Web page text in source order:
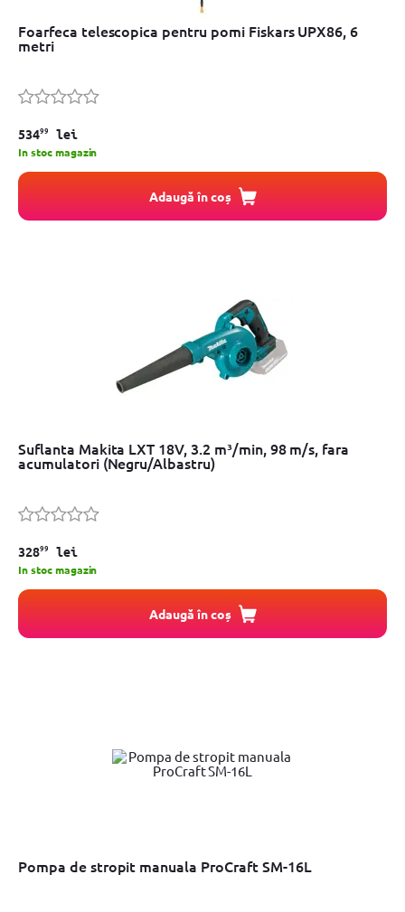
Foarfeca telescopica pentru pomi Fiskars UPX86, 6
metri
53499 lei
In stoc magazin
Adaugă în coș
Suflanta Makita LXT 18V, 3.2 m³/min, 98 m/s, fara
acumulatori (Negru/Albastru)
32899 lei
In stoc magazin
Adaugă în coș
Pompa de stropit manuala ProCraft SM-16L